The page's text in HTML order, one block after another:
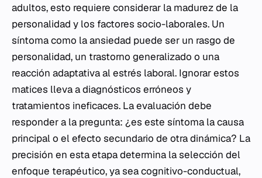
adultos, esto requiere considerar la madurez de la
personalidad y los factores socio-laborales. Un
síntoma como la ansiedad puede ser un rasgo de
personalidad, un trastorno generalizado o una
reacción adaptativa al estrés laboral. Ignorar estos
matices lleva a diagnósticos erróneos y
tratamientos ineficaces. La evaluación debe
responder a la pregunta: ¿es este síntoma la causa
principal o el efecto secundario de otra dinámica? La
precisión en esta etapa determina la selección del
enfoque terapéutico, ya sea cognitivo-conductual,